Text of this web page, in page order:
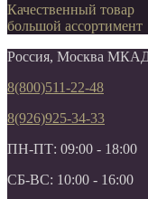
Качественный товар
большой ассортимент
Россия, Москва
8(800)511-22-48
8(926)925-34-33
ПН-ПТ: 09:00 - 18:00
СБ-ВС: 10:00 - 16:00